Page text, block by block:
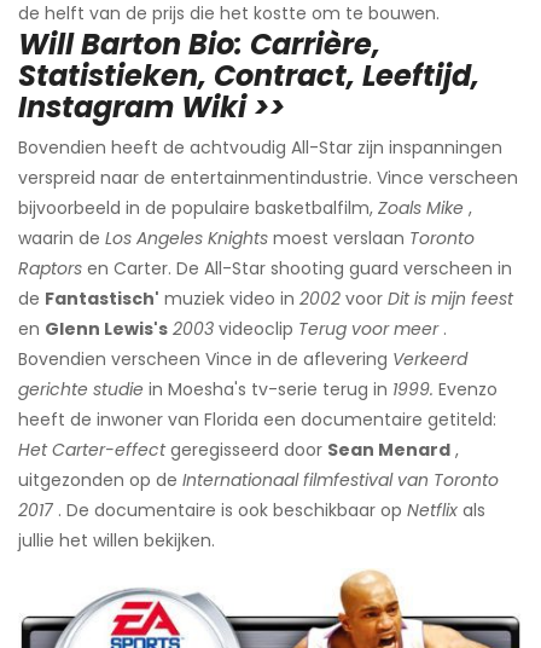
de helft van de prijs die het kostte om te bouwen.
Will Barton Bio: Carrière,
Statistieken, Contract, Leeftijd,
Instagram Wiki >>
Bovendien heeft de achtvoudig All-Star zijn inspanningen
verspreid naar de entertainmentindustrie. Vince verscheen
bijvoorbeeld in de populaire basketbalfilm, Zoals Mike ,
waarin de Los Angeles Knights moest verslaan Toronto
Raptors en Carter. De All-Star shooting guard verscheen in
de Fantastisch' muziek video in 2002 voor Dit is mijn feest
en Glenn Lewis's 2003 videoclip Terug voor meer.
Bovendien verscheen Vince in de aflevering Verkeerd
gerichte studie in Moesha's tv-serie terug in 1999. Evenzo
heeft de inwoner van Florida een documentaire getiteld:
Het Carter-effectgeregisseerd door Sean Menard ,
uitgezonden op de Internationaal filmfestival van Toronto
2017 . De documentaire is ook beschikbaar op Netflix als
jullie het willen bekijken.